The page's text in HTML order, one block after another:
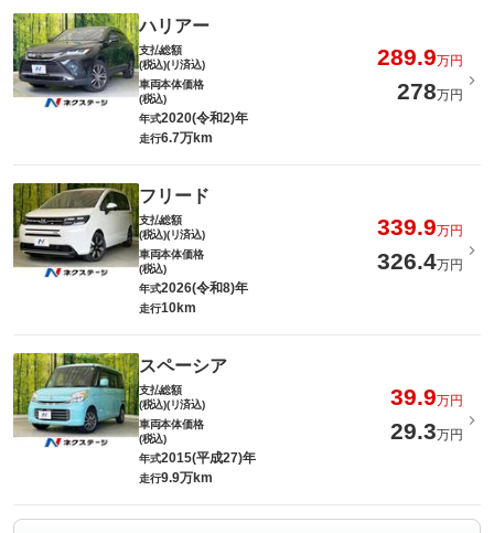
ハリアー
支払総額
(税込)(リ済込)
289.9万円
車両本体価格
(税込)
278万円
年式2020(令和2)年
走行6.7万km
フリード
支払総額
(税込)(リ済込)
339.9万円
車両本体価格
(税込)
326.4万円
年式2026(令和8)年
走行10km
スペーシア
支払総額
(税込)(リ済込)
39.9万円
車両本体価格
(税込)
29.3万円
年式2015(平成27)年
走行9.9万km